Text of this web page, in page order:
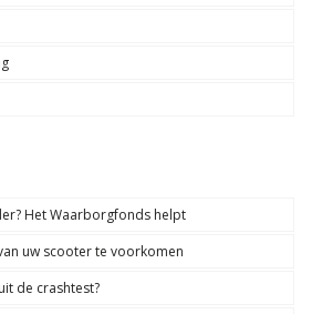
Het Waarborgfonds helpt
uw scooter te voorkomen
de crashtest?